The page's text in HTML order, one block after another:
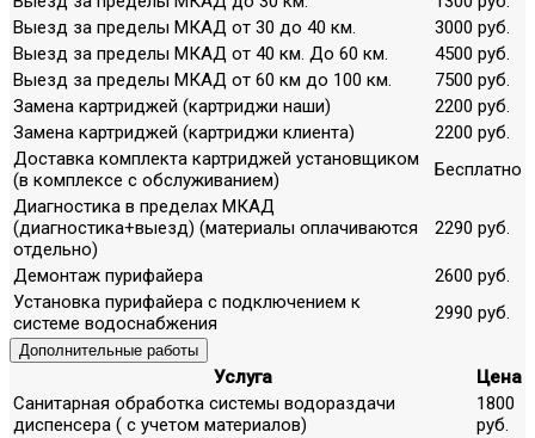
Выезд за пределы МКАД от 30 до 40 км.
3000 руб.
Выезд за пределы МКАД от 40 км. До 60 км.
4500 руб.
Выезд за пределы МКАД от 60 км до 100 км.
7500 руб.
Замена картриджей (картриджи наши)
2200 руб.
Замена картриджей (картриджи клиента)
2200 руб.
Доставка комплекта картриджей установщиком
(в комплексе с обслуживанием)
Бесплатно
Диагностика в пределах МКАД
(диагностика+выезд) (материалы оплачиваются
отдельно)
2290 руб.
Демонтаж пурифайера
2600 руб.
Установка пурифайера с подключением к
системе водоснабжения
2990 руб.
Дополнительные работы
Услуга
Цена
Санитарная обработка системы водораздачи
диспенсера ( с учетом материалов)
1800
руб.